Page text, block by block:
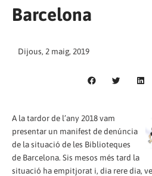
Barcelona
Dijous, 2 maig, 2019
A la tardor de l’any 2018 vam
presentar un manifest de denúncia
de la situació de les Biblioteques
de Barcelona. Sis mesos més tard la
situació ha empitjorat i, dia rere dia,